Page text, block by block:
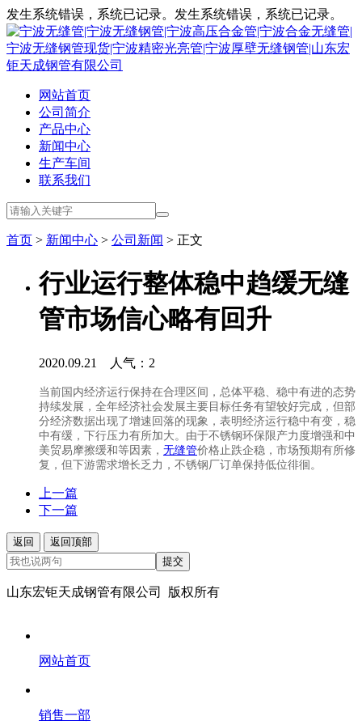
发生系统错误，系统已记录。发生系统错误，系统已记录。
网站首页
公司简介
产品中心
新闻中心
生产车间
联系我们
首页 > 新闻中心 > 公司新闻 > 正文
行业运行整体稳中趋缓无缝
管市场信心略有回升
2020.09.21 人气： 2
当前国内经济运行保持在合理区间，总体平稳、稳中有进的态势
持续发展，全年经济社会发展主要目标任务有望较好完成，但部
分经济数据出现了增速回落的现象，表明经济运行稳中有变，稳
中有缓，下行压力有所加大。由于不锈钢环保限产力度增强和中
美贸易摩擦缓和等因素， 无缝管价格止跌企稳，市场预期有所修
复，但下游需求增长乏力，不锈钢厂订单保持低位徘徊。
上一篇
下一篇
返回
返回顶部
提交
山东宏钜天成钢管有限公司 版权所有
网站首页
销售一部